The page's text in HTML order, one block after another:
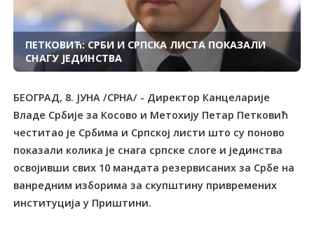
ПЕТКОВИЋ: СРБИ И СРПСКА ЛИСТА ПОКАЗАЛИ
СНАГУ ЈЕДИНСТВА
БЕОГРАД, 8. ЈУНА /СРНА/ - Директор Канцеларије
Владе Србије за Косово и Метохију Петар Петковић
честитао је Србима и Српској листи што су поново
показали колика је снага српске слоге и јединства
освојивши свих 10 мандата резервисаних за Србе на
ванредним изборима за скупштину привремених
институција у Приштини.